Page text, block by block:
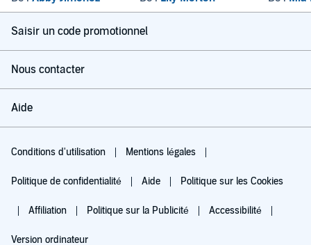
Saisir un code promotionnel
Nous contacter
Aide
Conditions d'utilisation Mentions légales
Politique de confidentialité Aide Politique sur les Cookies
Affiliation Politique sur la Publicité Accessibilité
Version ordinateur